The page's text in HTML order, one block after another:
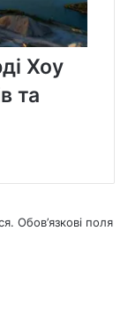
Хоу
та
Обов’язкові поля